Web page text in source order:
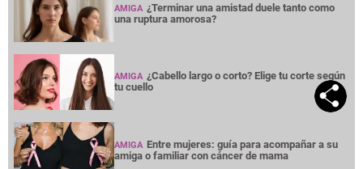
AMIGA ¿Terminar una amistad duele tanto como
una ruptura amorosa?
AMIGA ¿Cabello largo o corto? Elige tu corte según
tu cuello
AMIGA Entre mujeres: guía para acompañar a su
amiga o familiar con cáncer de mama